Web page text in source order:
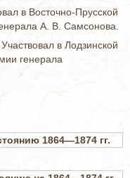
в Восточно-Прусской
А. В. Самсонова.
в Лодзинской
генерала
1864—1874 гг.